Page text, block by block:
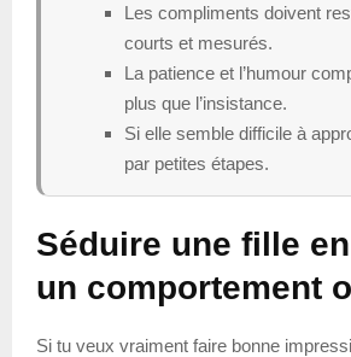
Les compliments doivent
courts et mesurés.
La patience et l’humour
plus que l’insistance.
Si elle semble difficile à
par petites étapes.
Séduire une fille
un comportement
Si tu veux vraiment faire bonne